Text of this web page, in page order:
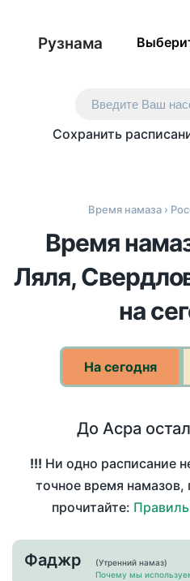
Рузнама
Введите Ваш
Сохранить
Время намаза›
Время
Ляля,
на
На сегодня
До Асра
!!! Ни одно расписание
точное время намазов,
прочитайте:
Фаджр
(Утренний намаз)
Почему мы